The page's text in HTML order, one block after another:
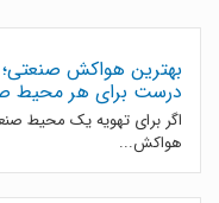
بهترین هواکش صنعتی؛
درست برای هر محیط
اگر برای تهویه یک محیط
هواکش...